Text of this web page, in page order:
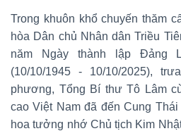
Trong khuôn khổ chuyến thăm
hòa Dân chủ Nhân dân Triều
năm Ngày thành lập Đảng
(10/10/1945 - 10/10/2025),
phương, Tổng Bí thư Tô Lâm
cao Việt Nam đã đến Cung
hoa tưởng nhớ Chủ tịch Kim